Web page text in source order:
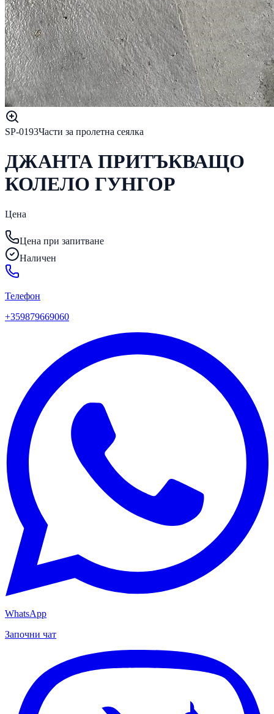
SP-0193Части за пролетна сеялка
ДЖАНТА ПРИТЪКВАЩО
КОЛЕЛО ГУНГОР
Цена
Цена при запитване
Наличен
Телефон
+359879669060
WhatsApp
Започни чат